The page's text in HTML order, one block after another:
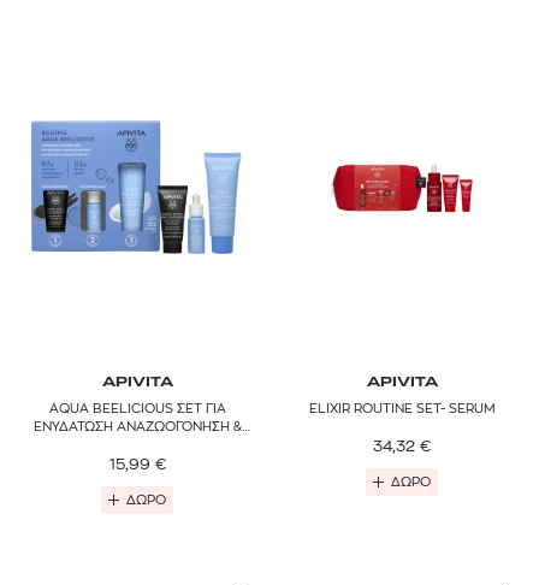
APIVITA
AQUA BEELICIOUS ΣΕΤ ΓΙΑ
ΕΝΥΔΑΤΩΣΗ ΑΝΑΖΩΟΓΟΝΗΣΗ &
15,99 €
ΔΩΡΟ
APIVITA
ELIXIR ROUTINE SET- SERUM
34,32 €
ΔΩΡΟ